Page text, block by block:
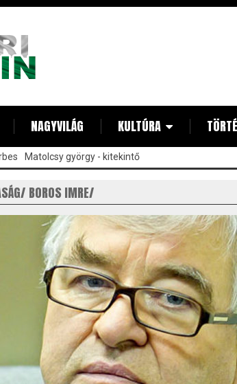
NAGYVILÁG KULTÚRA
Matolcsy györgy - kitekintő
BOROS IMRE